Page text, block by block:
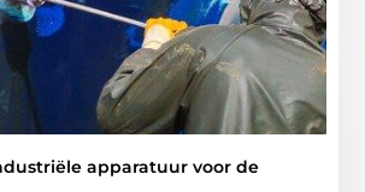
apparatuur voor de